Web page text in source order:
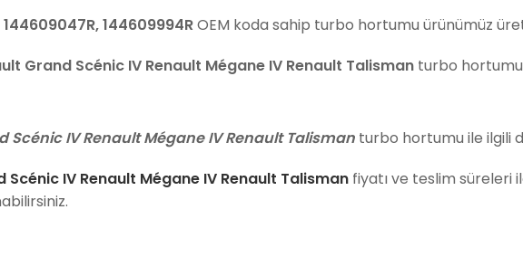
144609047R, 144609994ROEM koda sahip turbo hortumu ürünümüz
Grand Scénic IV Renault Mégane IV Renault Talisman turbo
Scénic IV Renault Mégane IV Renault Talisman turbo hortumu ile ilgili
Scénic IV Renault Mégane IV Renault Talisman fiyatı ve teslim süreleri